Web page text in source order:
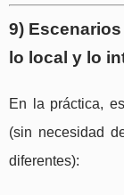
9)
lo local y lo
En la práctica,
(sin necesidad
diferentes):